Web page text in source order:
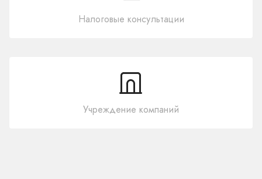
Налоговые консультации
Учреждение компаний